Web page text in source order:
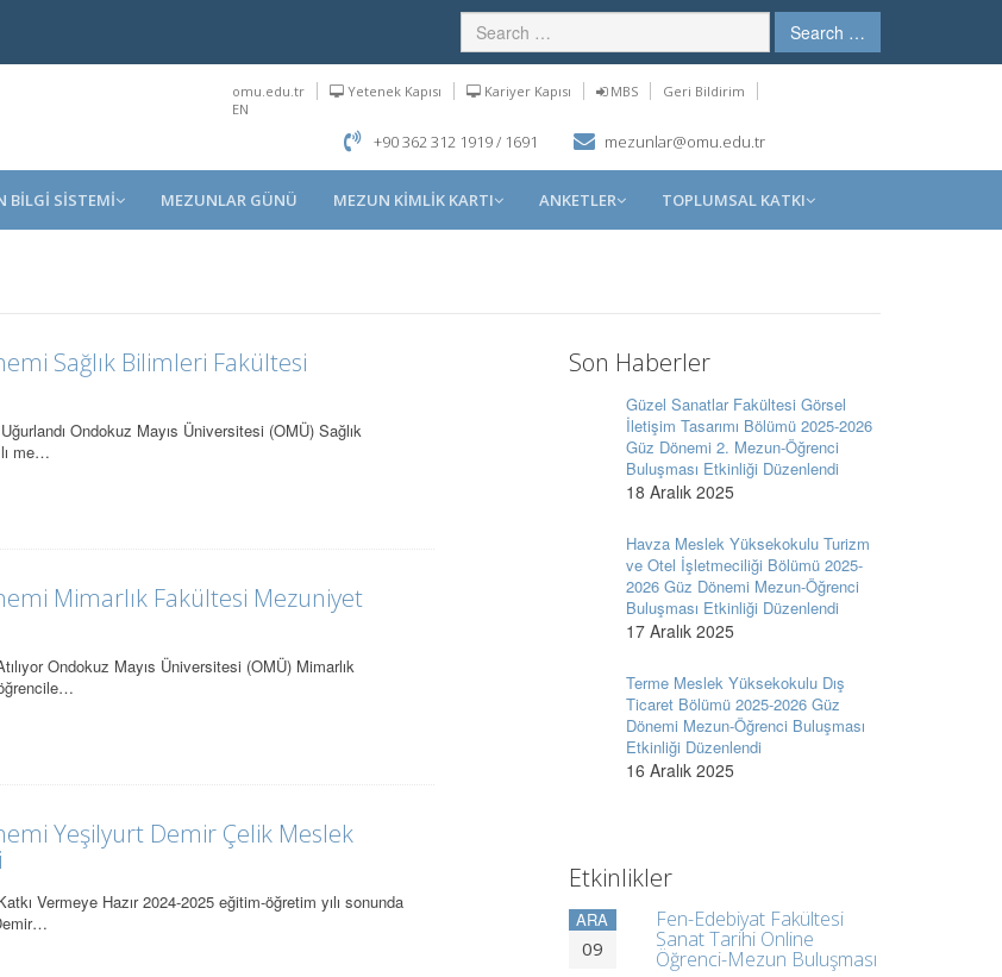
Search …
omu.edu.tr Yetenek Kapısı Kariyer Kapısı MBS
Geri Bildirim
EN
+90 362 312 1919 / 1691 mezunlar@omu.edu.tr
BİLGİ SİSTEMİ MEZUNLAR GÜNÜ MEZUN KİMLİK KARTI ANKETLER TOPLUMSAL KATKI
Sağlık Bilimleri Fakültesi
Ondokuz Mayıs Üniversitesi (OMÜ) Sağlık
me…
Mimarlık Fakültesi Mezuniyet
Ondokuz Mayıs Üniversitesi (OMÜ) Mimarlık
Yeşilyurt Demir Çelik Meslek
Vermeye Hazır 2024-2025 eğitim-öğretim yılı sonunda
Son Haberler
Güzel Sanatlar Fakültesi Görsel
İletişim Tasarımı Bölümü 2025-2026
Güz Dönemi 2. Mezun-Öğrenci
Buluşması Etkinliği Düzenlendi
18 Aralık 2025
Havza Meslek Yüksekokulu Turizm
ve Otel İşletmeciliği Bölümü 2025-
2026 Güz Dönemi Mezun-Öğrenci
Buluşması Etkinliği Düzenlendi
17 Aralık 2025
Terme Meslek Yüksekokulu Dış
Ticaret Bölümü 2025-2026 Güz
Dönemi Mezun-Öğrenci Buluşması
Etkinliği Düzenlendi
16 Aralık 2025
Etkinlikler
ARA
09
Fen-Edebiyat Fakültesi
Sanat Tarihi Online
Öğrenci-Mezun Buluşması